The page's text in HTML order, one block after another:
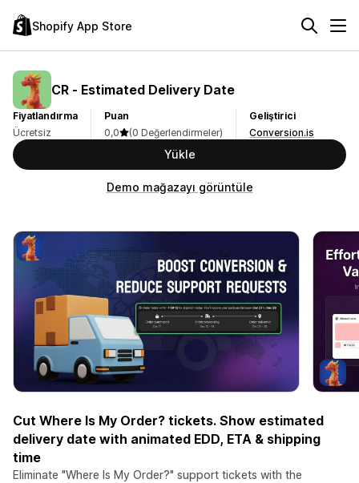
Shopify App Store
CR ‑ Estimated Delivery Date
Fiyatlandırma
Ücretsiz
Puan
0,0
(0 Değerlendirmeler)
Geliştirici
Conversion.is
Yükle
Demo mağazayı görüntüle
Cut Where Is My Order? tickets. Show estimated
delivery date with animated EDD, ETA & shipping
time
Eliminate "Where Is My Order?" support tickets with the